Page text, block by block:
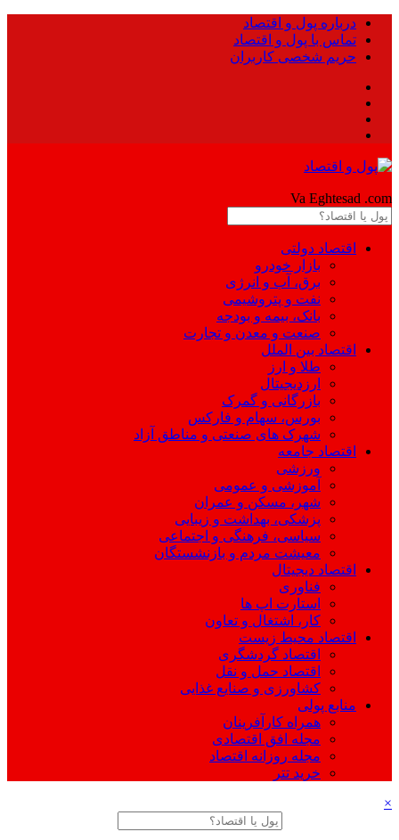
درباره پول و اقتصاد
تماس با پول و اقتصاد
حریم شخصی کاربران
Va Eghtesad .com
اقتصاد دولتی
بازار خودرو
برق، آب و انرژی
نفت و پتروشیمی
بانک، بیمه و بودجه
صنعت و معدن و تجارت
اقتصاد بین الملل
طلا و ارز
ارزدیجیتال
بازرگانی و گمرک
بورس، سهام و فارکس
شهرک های صنعتی و مناطق آزاد
اقتصاد جامعه
ورزشی
آموزشی و عمومی
شهر، مسکن و عمران
پزشکی، بهداشت و زیبایی
سیاسی، فرهنگی و اجتماعی
معیشت مردم و بازنشستگان
اقتصاد دیجیتال
فناوری
استارت اپ ها
کار، اشتغال و تعاون
اقتصاد محیط زیست
اقتصاد گردشگری
اقتصاد حمل و نقل
کشاورزی و صنایع غذایی
منابع پولی
همراه کارآفرینان
مجله افق اقتصادی
مجله روزانه اقتصاد
خرید تتر
×